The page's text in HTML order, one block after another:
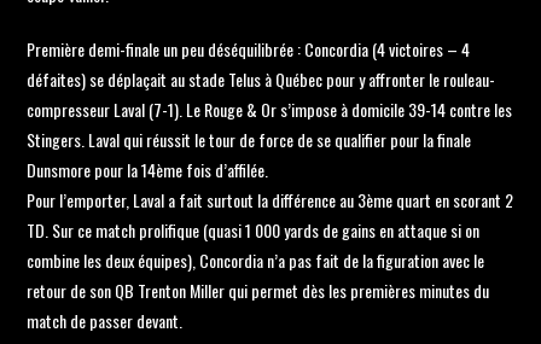
Première demi-finale un peu déséquilibrée : Concordia (4 victoires – 4
défaites) se déplaçait au stade Telus à Québec pour y affronter le rouleau-
compresseur Laval (7-1). Le Rouge & Or s’impose à domicile 39-14 contre les
Stingers. Laval qui réussit le tour de force de se qualifier pour la finale
Dunsmore pour la 14ème fois d’affilée.
Pour l’emporter, Laval a fait surtout la différence au 3ème quart en scorant 2
TD. Sur ce match prolifique (quasi 1 000 yards de gains en attaque si on
combine les deux équipes), Concordia n’a pas fait de la figuration avec le
retour de son QB Trenton Miller qui permet dès les premières minutes du
match de passer devant.